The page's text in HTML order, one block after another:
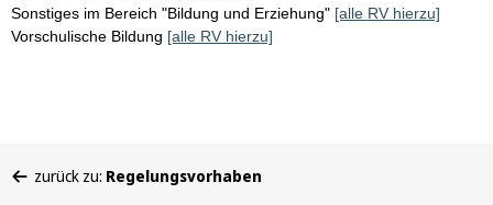
Sonstiges im Bereich "Bildung und Erziehung" [alle RV hierzu]
Vorschulische Bildung [alle RV hierzu]
befinden
zurück zu: Regelungsvorhaben